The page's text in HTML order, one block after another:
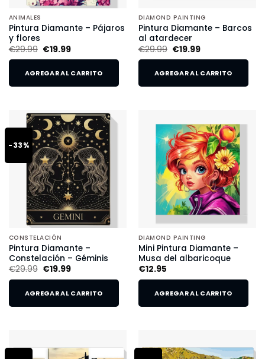
ANIMALES
Pintura Diamante – Pájaros
y flores
€29.99 €19.99
AGREGAR AL CARRITO
DIAMOND PAINTING
Pintura Diamante – Barcos
al atardecer
€29.99 €19.99
AGREGAR AL CARRITO
-33%
CONSTELACIÓN
Pintura Diamante –
Constelación – Géminis
€29.99 €19.99
AGREGAR AL CARRITO
DIAMOND PAINTING
Mini Pintura Diamante –
Musa del albaricoque
€12.95
AGREGAR AL CARRITO